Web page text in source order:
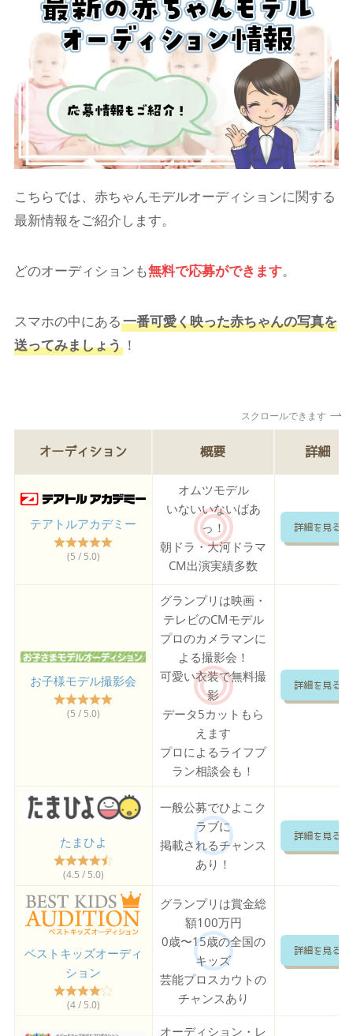
こちらでは、赤ちゃんモデルオーディションに関する
最新情報をご紹介します。
どのオーディションも無料で応募ができます。
スマホの中にある一番可愛く映った赤ちゃんの写真を
送ってみましょう！
スクロールできます
オーディション 概要 詳細
テアトルアカデミー
(5 / 5.0)
オムツモデル
いないいないばあ
っ！
朝ドラ・大河ドラマ
CM出演実績多数
詳細を見る
お子様モデル撮影会
(5 / 5.0)
グランプリは映画・
テレビのCMモデル
プロのカメラマンに
よる撮影会！
可愛い衣装で無料撮
影
データ5カットもら
えます
プロによるライフプ
ラン相談会も！
詳細を見る
たまひよ
(4.5 / 5.0)
一般公募でひよこク
ラブに
掲載されるチャンス
あり！
詳細を見る
ベストキッズオーディ
ション
(4 / 5.0)
グランプリは賞金総
額100万円
0歳〜15歳の全国の
キッズ
芸能プロスカウトの
チャンスあり
詳細を見る
オーディション・レ